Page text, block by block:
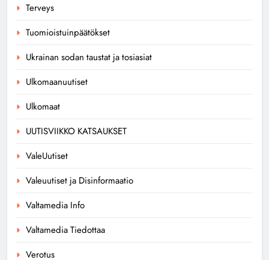
Terveys
Tuomioistuinpäätökset
Ukrainan sodan taustat ja tosiasiat
Ulkomaanuutiset
Ulkomaat
UUTISVIIKKO KATSAUKSET
ValeUutiset
Valeuutiset ja Disinformaatio
Valtamedia Info
Valtamedia Tiedottaa
Verotus